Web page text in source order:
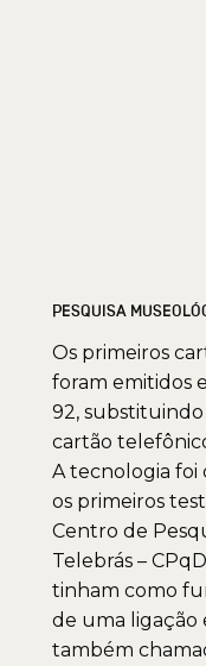
PESQUISA
Os primeiros
foram emitidos
92, substituindo
cartão
A tecnologia foi
os primeiros
Centro de
Telebrás –
tinham como
de uma
também